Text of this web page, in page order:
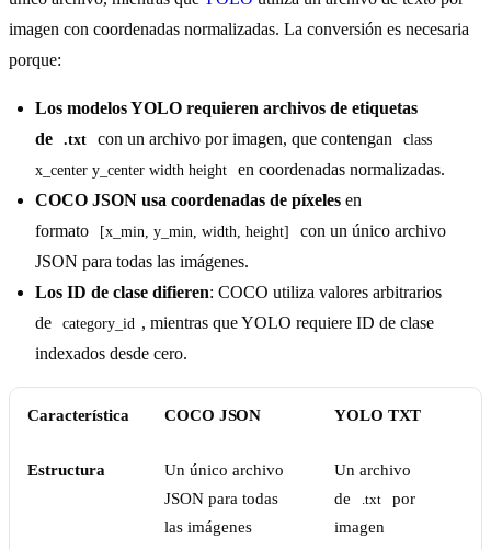
imagen con coordenadas normalizadas. La conversión es necesaria
porque:
Los modelos YOLO requieren archivos de etiquetas
de
.txt con un archivo por imagen, que contengan
class
x_center y_center width height
en coordenadas normalizadas.
COCO JSON usa coordenadas de píxeles en
formato
[x_min, y_min, width, height]
con un único archivo
JSON para todas las imágenes.
Los ID de clase difieren: COCO utiliza valores arbitrarios
de
category_id , mientras que YOLO requiere ID de clase
indexados desde cero.
Característica COCO JSON YOLO TXT
Estructura
Un único archivo
JSON para todas
las imágenes
Un archivo
de
.txt
por
imagen